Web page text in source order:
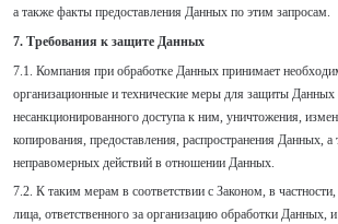
а также факты предоставления Данных по этим запросам.
7. Требования к защите Данных
7.1. Компания при обработке Данных принимает
организационные и технические меры для защиты Данных
несанкционированного доступа к ним, уничтожения,
копирования, предоставления, распространения Данных,
неправомерных действий в отношении Данных.
7.2. К таким мерам в соответствии с Законом, в
лица, ответственного за организацию обработки Данных, и